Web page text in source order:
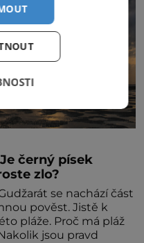
černý písek
zlo?
se nachází část
pověst. Jistě k
pláže. Proč má pláž
netypické zbarvení? Nakolik jsou pravd